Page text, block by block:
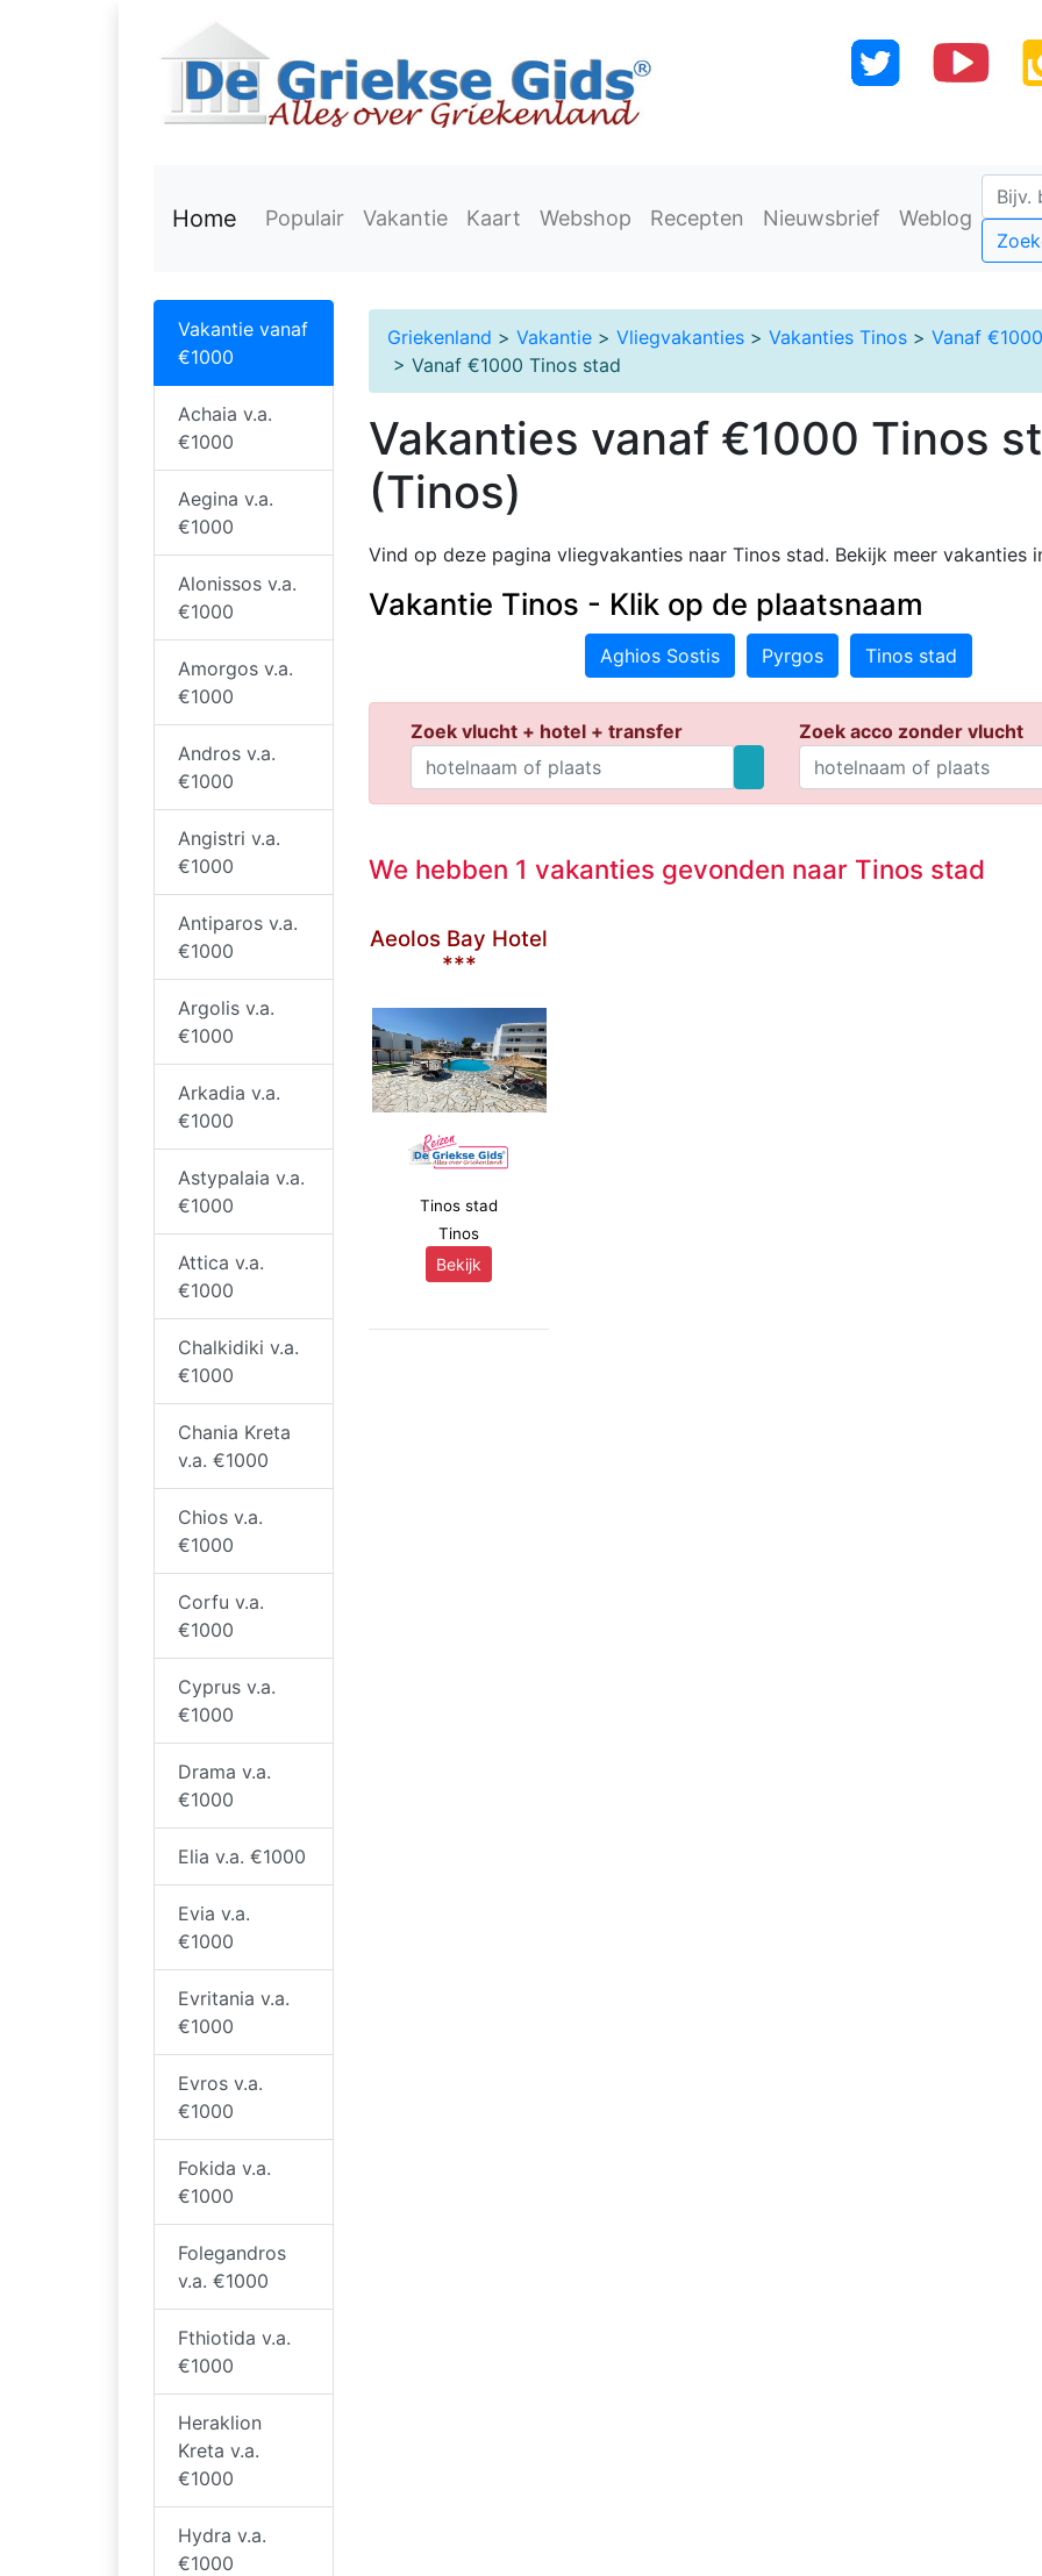
Home Populair Vakantie Kaart Webshop Recepten Nieuwsbrief Weblog
Vakantie vanaf
€1000
Achaia v.a.
€1000
Aegina v.a.
€1000
Alonissos v.a.
€1000
Amorgos v.a.
€1000
Andros v.a.
€1000
Angistri v.a.
€1000
Antiparos v.a.
€1000
Argolis v.a.
€1000
Arkadia v.a.
€1000
Astypalaia v.a.
€1000
Attica v.a.
€1000
Chalkidiki v.a.
€1000
Chania Kreta
v.a. €1000
Chios v.a.
€1000
Corfu v.a.
€1000
Cyprus v.a.
€1000
Drama v.a.
€1000
Elia v.a. €1000
Evia v.a.
€1000
Evritania v.a.
€1000
Evros v.a.
€1000
Fokida v.a.
€1000
Folegandros
v.a. €1000
Fthiotida v.a.
€1000
Heraklion
Kreta v.a.
€1000
Hydra v.a.
€1000
Griekenland > Vakantie > Vliegvakanties > Vakanties Tinos > Vanaf
> Vanaf €1000 Tinos stad
Vakanties vanaf €1000 Tinos
(Tinos)
Vind op deze pagina vliegvakanties naar Tinos stad. Bekijk meer vakanties
Vakantie Tinos - Klik op de plaatsnaam
Aghios Sostis Pyrgos Tinos stad
Zoek vlucht + hotel + transfer Zoek acco zonder vlucht
We hebben 1 vakanties gevonden naar Tinos stad
Aeolos Bay Hotel
***
Tinos stad
Tinos
Bekijk